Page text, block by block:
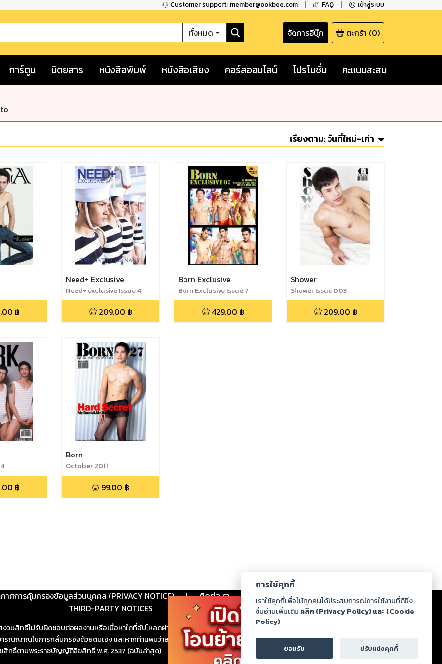
Customer support: member@ookbee.com FAQ เข้าสู่ระบบ
ทั้งหมด จัดการอีบุ๊ก ตะกร้า (0)
การ์ตูน นิตยสาร หนังสือพิมพ์ หนังสือเสียง คอร์สออนไลน์ โปรโมชั่น คะแนนสะสม
เรียงตาม:วันที่ใหม่-เก่า
฿
Need+ Exclusive
Need+ exclusive Issue 4
209.00 ฿
Born Exclusive
Born Exclusive Issue 7
429.00 ฿
Shower
Shower Issue 003
209.00 ฿
฿
Born
October 2011
99.00 ฿
กาศการคุ้มครองข้อมูลส่วนบุคคล (PRIVACY NOTICE) | ติดต่อเรา ร่วมงานกับเรา ดาวน์โหลด
THIRD-PARTY NOTICES
นสิทธิ์ไม่รับผิดชอบต่อผลงานหรือเนื้อหาใดที่อัปโหลดผ่านเว็บไซต์และปรากฏว่าละเมิดสิทธิในทรัพย์สินทางปัญญาของบุคคลอื่นหรือ
รณญาณในการกลั่นกรองด้วยตนเอง และหากท่านพบว่าส่วนหนึ่งส่วนใดขัดต่อกฎหมายและศีลธรรม กรุณาแจ้งมายังบริษัท เพื่อทีม
สิทธิ์ตามพระราชบัญญัติลิขสิทธิ์ พ.ศ. 2537 (ฉบับล่าสุด)
การใช้คุกกี้
เราใช้คุกกี้เพื่อให้ทุกคนได้ประสบการณ์การใช้งานที่ดียิ่ง
ขึ้นอ่านเพิ่มเติม คลิก (Privacy Policy) และ (Cookie
Policy)
ยอมรับ ปรับแต่งคุกกี้